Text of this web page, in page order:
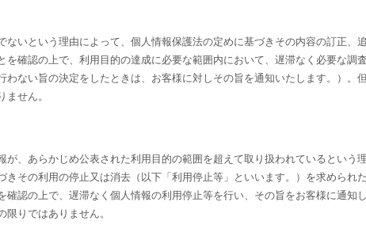
ないという理由によって、個人情報保護法の定めに基づきその内容の訂正
を確認の上で、利用目的の達成に必要な範囲内において、遅滞なく必要な調
わない旨の決定をしたときは、お客様に対しその旨を通知いたします。）。
せん。
が、あらかじめ公表された利用目的の範囲を超えて取り扱われているという
きその利用の停止又は消去（以下「利用停止等」といいます。）を求められ
確認の上で、遅滞なく個人情報の利用停止等を行い、その旨をお客様に通知
りではありません。